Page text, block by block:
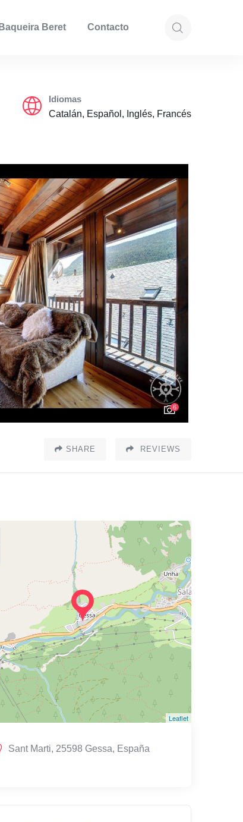
Beret Contacto
Idiomas
Catalán, Español, Inglés, Francés
6
SHARE REVIEWS
Leaflet
Sant Marti, 25598 Gessa, España